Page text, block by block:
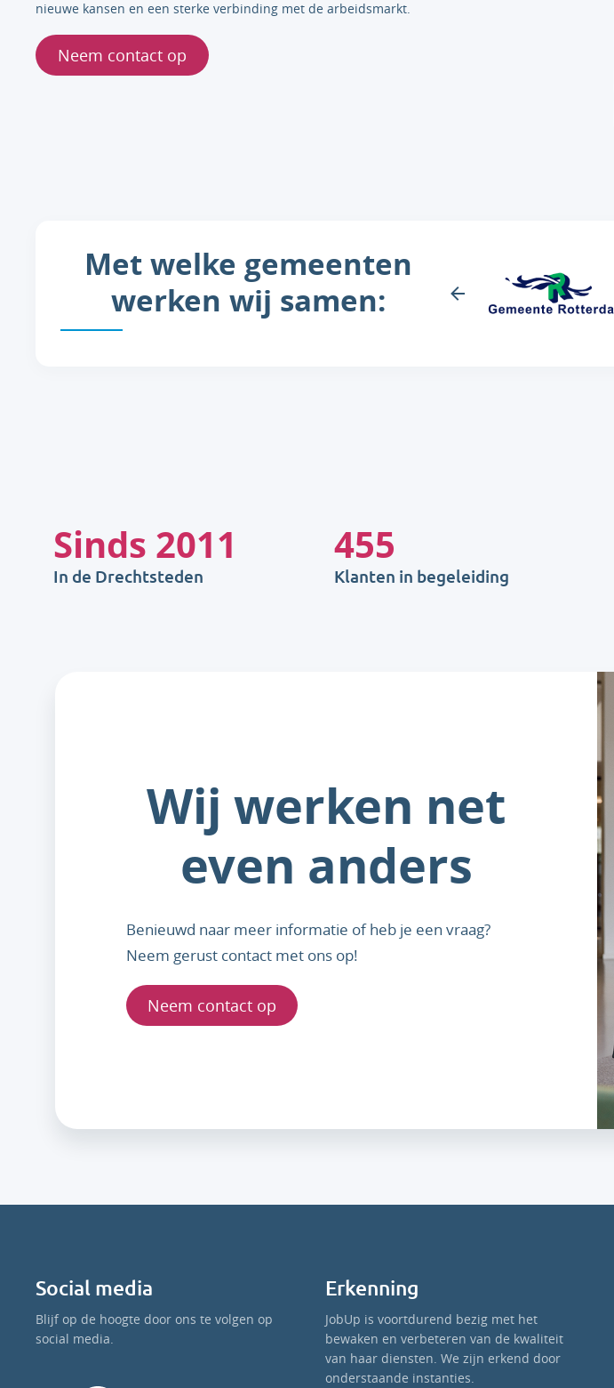
nieuwe kansen en een sterke verbinding met de arbeidsmarkt.
Neem contact op
Met welke gemeenten
werken wij samen:
Sinds 2011
In de Drechtsteden
455
Klanten in begeleiding
Wij werken net
even anders
Benieuwd naar meer informatie of heb je een vraag?
Neem gerust contact met ons op!
Neem contact op
Social media
Blijf op de hoogte door ons te volgen op
social media.
Erkenning
JobUp is voortdurend bezig met het
bewaken en verbeteren van de kwaliteit
van haar diensten. We zijn erkend door
onderstaande instanties.